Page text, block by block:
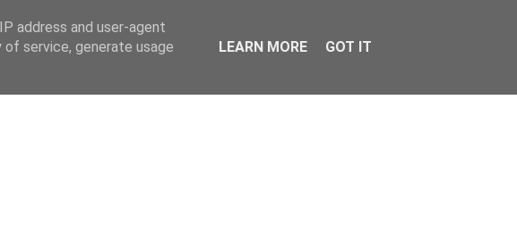
address and user-agent
service, generate usage
LEARN MORE GOT IT